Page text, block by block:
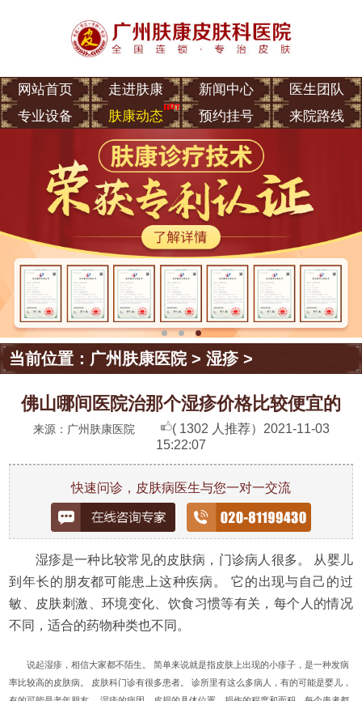
网站首页 走进肤康 新闻中心
医生团队
专业设备
肤康动态 预约挂号 来院路线
当前位置： 广州肤康医院>湿疹>
佛山哪间医院治那个湿疹价格比较便宜的
来源：广州肤康医院 ( 1302 人推荐） 2021-11-03
15:22:07
快速问诊，皮肤病医生与您一对一交流
湿疹是一种比较常见的皮肤病，门诊病人很多。 从婴儿
到年长的朋友都可能患上这种疾病。 它的出现与自己的过
敏、皮肤刺激、环境变化、饮食习惯等有关，每个人的情况
不同，适合的药物种类也不同。
说起湿疹，相信大家都不陌生。 简单来说就是指皮肤上出现的小疹子，是一种发病
率比较高的皮肤病。 皮肤科门诊有很多患者。 诊所里有这么多病人，有的可能是婴儿，